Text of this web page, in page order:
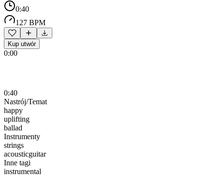
0:40
127 BPM
Kup utwór
0:00
0:40
Nastrój/Temat
happy
uplifting
ballad
Instrumenty
strings
acousticguitar
Inne tagi
instrumental